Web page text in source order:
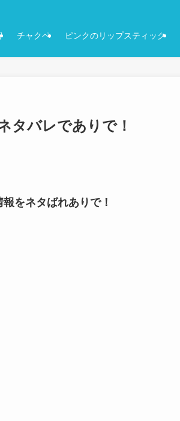
チャクペ ピンクのリップスティック
タバレでありで！
をネタばれありで！